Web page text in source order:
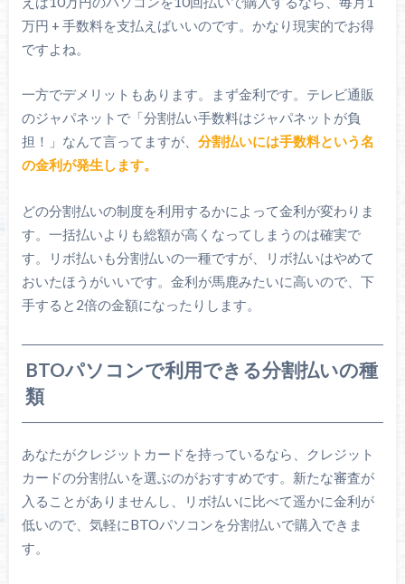
万円 + 手数料を支払えばいいのです。かなり現実的でお得
ですよね。
一方でデメリットもあります。まず金利です。テレビ通販
のジャパネットで「分割払い手数料はジャパネットが負
担！」なんて言ってますが、 分割払いには手数料という名
の金利が発生します。
どの分割払いの制度を利用するかによって金利が変わりま
す。一括払いよりも総額が高くなってしまうのは確実で
す。リボ払いも分割払いの一種ですが、リボ払いはやめて
おいたほうがいいです。金利が馬鹿みたいに高いので、下
手すると2倍の金額になったりします。
BTOパソコンで利用できる分割払いの種
類
あなたがクレジットカードを持っているなら、クレジット
カードの分割払いを選ぶのがおすすめです。新たな審査が
入ることがありませんし、リボ払いに比べて遥かに金利が
低いので、気軽にBTOパソコンを分割払いで購入できま
す。